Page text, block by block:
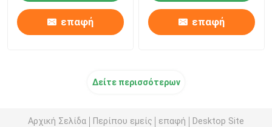
επαφή επαφή
Δείτε περισσότερων
Αρχική Σελίδα Περίπου εμείς επαφή Desktop Site